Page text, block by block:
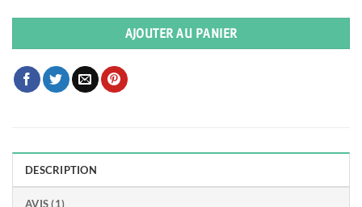
AJOUTER AU PANIER
DESCRIPTION
AVIS (1)